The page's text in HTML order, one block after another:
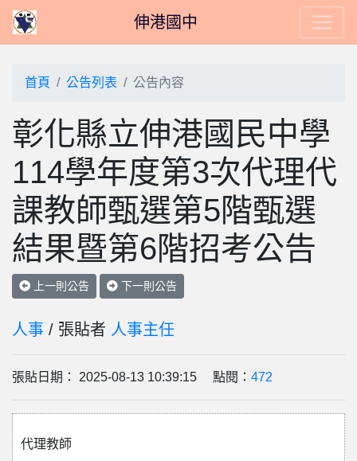
伸港國中
首頁 公告列表 公告內容
彰化縣立伸港國民中學
114學年度第3次代理代
課教師甄選第5階甄選
結果暨第6階招考公告
上一則公告 下一則公告
人事 / 張貼者 人事主任
張貼日期： 2025-08-13 10:39:15 點閱： 472
代理教師